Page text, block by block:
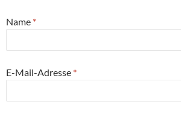
Name *
E-Mail-Adresse *